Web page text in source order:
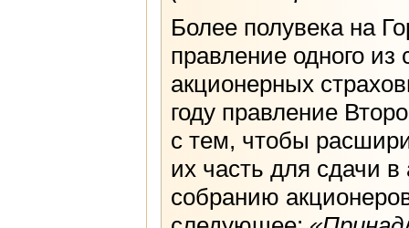
Более полувека на
правление одного
акционерных
году правление
с тем, чтобы
их часть для сдачи
собранию